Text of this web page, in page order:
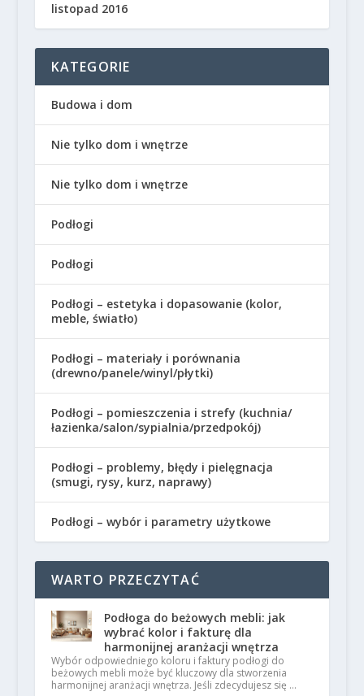
listopad 2016
KATEGORIE
Budowa i dom
Nie tylko dom i wnętrze
Nie tylko dom i wnętrze
Podłogi
Podłogi
Podłogi – estetyka i dopasowanie (kolor,
meble, światło)
Podłogi – materiały i porównania
(drewno/panele/winyl/płytki)
Podłogi – pomieszczenia i strefy (kuchnia/
łazienka/salon/sypialnia/przedpokój)
Podłogi – problemy, błędy i pielęgnacja
(smugi, rysy, kurz, naprawy)
Podłogi – wybór i parametry użytkowe
WARTO PRZECZYTAĆ
Podłoga do beżowych mebli: jak
wybrać kolor i fakturę dla
harmonijnej aranżacji wnętrza
Wybór odpowiedniego koloru i faktury podłogi do
beżowych mebli może być kluczowy dla stworzenia
harmonijnej aranżacji wnętrza. Jeśli zdecydujesz się …